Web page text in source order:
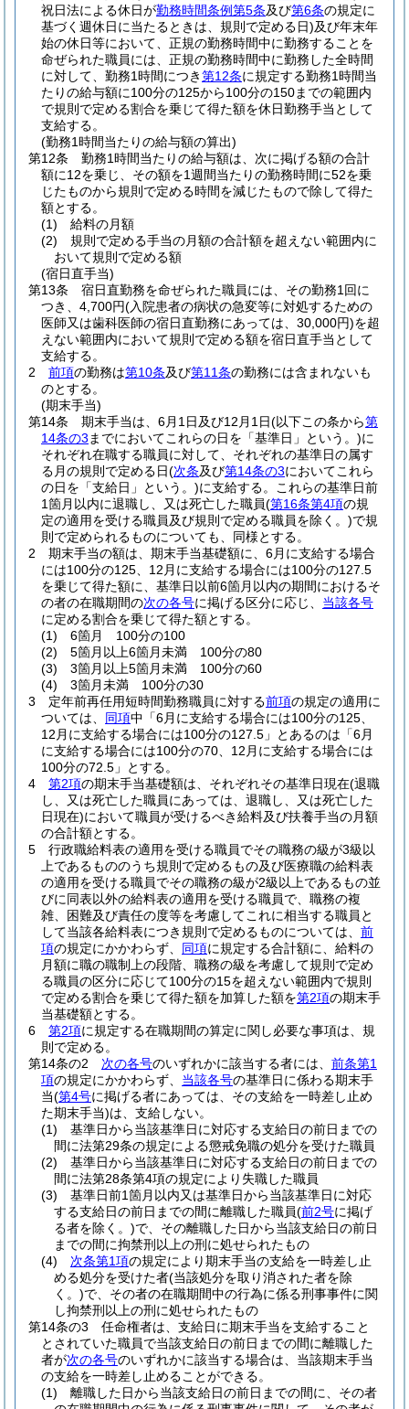
祝日法による休日が勤務時間条例第5条及び第6条の規定に
基づく週休日に当たるときは、規則で定める日)及び年末年
始の休日等において、正規の勤務時間中に勤務することを
命ぜられた職員には、正規の勤務時間中に勤務した全時間
に対して、勤務1時間につき第12条に規定する勤務1時間当
たりの給与額に100分の125から100分の150までの範囲内
で規則で定める割合を乗じて得た額を休日勤務手当として
支給する。
(勤務1時間当たりの給与額の算出)
第12条
勤務1時間当たりの給与額は、次に掲げる額の合計
額に12を乗じ、その額を1週間当たりの勤務時間に52を乗
じたものから規則で定める時間を減じたもので除して得た
額とする。
(1)
給料の月額
(2)
規則で定める手当の月額の合計額を超えない範囲内に
おいて規則で定める額
(宿日直手当)
第13条
宿日直勤務を命ぜられた職員には、その勤務1回に
つき、4,700円(入院患者の病状の急変等に対処するための
医師又は歯科医師の宿日直勤務にあっては、30,000円)を超
えない範囲内において規則で定める額を宿日直手当として
支給する。
2
前項の勤務は第10条及び第11条の勤務には含まれないも
のとする。
(期末手当)
第14条
期末手当は、6月1日及び12月1日(以下この条から第
14条の3 までにおいてこれらの日を「基準日」という。)に
それぞれ在職する職員に対して、それぞれの基準日の属す
る月の規則で定める日(次条及び第14条の3においてこれら
の日を「支給日」という。)に支給する。
これらの基準日前
1箇月以内に退職し、又は死亡した職員(第16条第4項の規
定の適用を受ける職員及び規則で定める職員を除く。)で規
則で定められるものについても、同様とする。
2
期末手当の額は、期末手当基礎額に、6月に支給する場合
には100分の125、12月に支給する場合には100分の127.5
を乗じて得た額に、基準日以前6箇月以内の期間におけるそ
の者の在職期間の次の各号に掲げる区分に応じ、 当該各号
に定める割合を乗じて得た額とする。
(1)
6箇月 100分の100
(2)
5箇月以上6箇月未満 100分の80
(3)
3箇月以上5箇月未満 100分の60
(4)
3箇月未満 100分の30
3
定年前再任用短時間勤務職員に対する前項の規定の適用に
ついては、 同項中「6月に支給する場合には100分の125、
12月に支給する場合には100分の127.5」とあるのは「6月
に支給する場合には100分の70、12月に支給する場合には
100分の72.5」とする。
4
第2項の期末手当基礎額は、それぞれその基準日現在(退職
し、又は死亡した職員にあっては、退職し、又は死亡した
日現在)において職員が受けるべき給料及び扶養手当の月額
の合計額とする。
5
行政職給料表の適用を受ける職員でその職務の級が3級以
上であるもののうち規則で定めるもの及び医療職の給料表
の適用を受ける職員でその職務の級が2級以上であるもの並
びに同表以外の給料表の適用を受ける職員で、職務の複
雑、困難及び責任の度等を考慮してこれに相当する職員と
して当該各給料表につき規則で定めるものについては、 前
項の規定にかかわらず、 同項に規定する合計額に、給料の
月額に職の職制上の段階、職務の級を考慮して規則で定め
る職員の区分に応じて100分の15を超えない範囲内で規則
で定める割合を乗じて得た額を加算した額を第2項の期末手
当基礎額とする。
6
第2項に規定する在職期間の算定に関し必要な事項は、規
則で定める。
第14条の2
次の各号のいずれかに該当する者には、 前条第1
項の規定にかかわらず、 当該各号の基準日に係わる期末手
当(第4号に掲げる者にあっては、その支給を一時差し止め
た期末手当)は、支給しない。
(1)
基準日から当該基準日に対応する支給日の前日までの
間に法第29条の規定による懲戒免職の処分を受けた職員
(2)
基準日から当該基準日に対応する支給日の前日までの
間に法第28条第4項の規定により失職した職員
(3)
基準日前1箇月以内又は基準日から当該基準日に対応
する支給日の前日までの間に離職した職員(前2号に掲げ
る者を除く。)で、その離職した日から当該支給日の前日
までの間に拘禁刑以上の刑に処せられたもの
(4)
次条第1項の規定により期末手当の支給を一時差し止
める処分を受けた者(当該処分を取り消された者を除
く。)で、その者の在職期間中の行為に係る刑事事件に関
し拘禁刑以上の刑に処せられたもの
第14条の3
任命権者は、支給日に期末手当を支給すること
とされていた職員で当該支給日の前日までの間に離職した
者が次の各号のいずれかに該当する場合は、当該期末手当
の支給を一時差し止めることができる。
(1)
離職した日から当該支給日の前日までの間に、その者